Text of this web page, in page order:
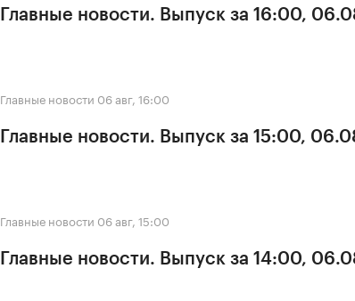
Главные новости. Выпуск за 16:00,
Главные новости 06 авг, 16:00
Главные новости. Выпуск за 15:00,
Главные новости 06 авг, 15:00
Главные новости. Выпуск за 14:00,